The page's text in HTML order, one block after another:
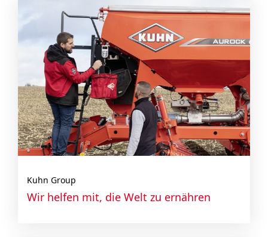
Kuhn Group
Wir helfen mit, die Welt zu ernähren